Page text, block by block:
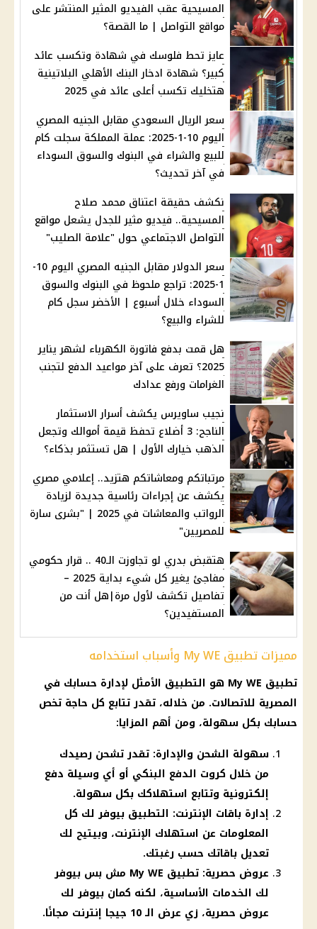
المسيحية عقب الفيديو المثير المنتشر على
مواقع التواصل | ما القصة؟
عايز تحط فلوسك في شهادة وتكسب عائد
كبير؟ شهادة ادخار البنك الأهلي البلاتينية
هتخليك تكسب أعلى عائد في 2025
سعر الريال السعودي مقابل الجنيه المصري
اليوم 10-1-2025: عملة المملكة سجلت كام
للبيع والشراء في البنوك والسوق السوداء
في آخر تحديث؟
نكشف حقيقة اعتناق محمد صلاح
المسيحية.. فيديو مثير للجدل يشعل مواقع
التواصل الاجتماعي حول "علامة الصليب"
سعر الدولار مقابل الجنيه المصري اليوم 10-
1-2025: تراجع ملحوظ في البنوك والسوق
السوداء خلال أسبوع | الأخضر سجل كام
للشراء والبيع؟
هل قمت بدفع فاتورة الكهرباء لشهر يناير
2025؟ تعرف على آخر مواعيد الدفع لتجنب
الغرامات ورفع عدادك
نجيب ساويرس يكشف أسرار الاستثمار
الناجح: 3 أضلاع تحفظ قيمة أموالك وتجعل
الذهب خيارك الأول | هل تستثمر بذكاء؟
مرتباتكم ومعاشاتكم هتزيد.. إعلامي مصري
يكشف عن إجراءات رئاسية جديدة لزيادة
الرواتب والمعاشات في 2025 | "بشرى سارة
للمصريين"
هتقبض بدري لو تجاوزت الـ40 .. قرار حكومي
مفاجئ يغير كل شيء بداية 2025 –
تفاصيل تكشف لأول مرة|هل أنت من
المستفيدين؟
مميزات تطبيق My WE وأسباب استخدامه
تطبيق My WE هو التطبيق الأمثل لإدارة حسابك في
المصرية للاتصالات. من خلاله، تقدر تتابع كل حاجة تخص
حسابك بكل سهولة، ومن أهم المزايا:
سهولة الشحن والإدارة: تقدر تشحن رصيدك
من خلال كروت الدفع البنكي أو أي وسيلة دفع
إلكترونية وتتابع استهلاكك بكل سهولة.
إدارة باقات الإنترنت: التطبيق بيوفر لك كل
المعلومات عن استهلاك الإنترنت، وبيتيح لك
تعديل باقاتك حسب رغبتك.
عروض حصرية: تطبيق My WE مش بس بيوفر
لك الخدمات الأساسية، لكنه كمان بيوفر لك
عروض حصرية، زي عرض الـ 10 جيجا إنترنت مجانًا.